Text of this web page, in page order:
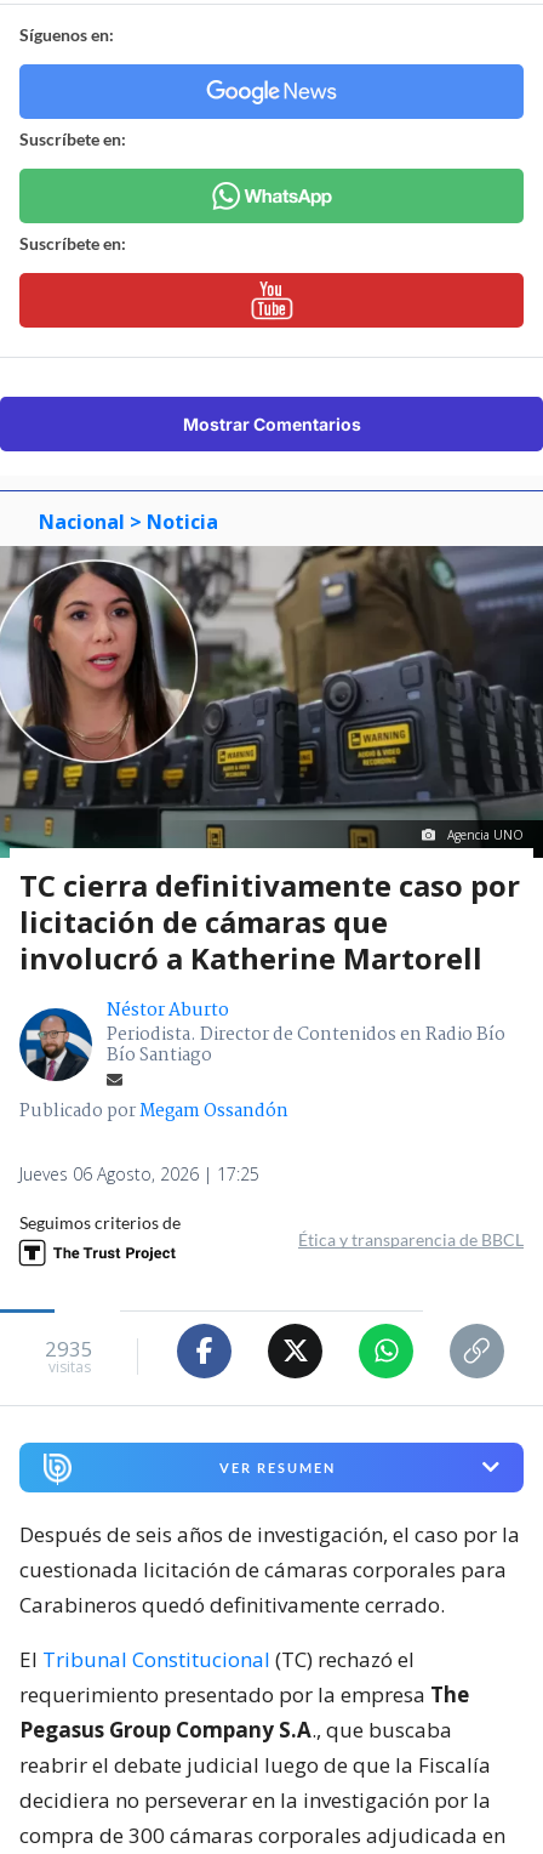
Síguenos en:
Suscríbete en:
Suscríbete en:
Mostrar Comentarios
Nacional > Noticia
Agencia UNO
TC cierra definitivamente caso por
licitación de cámaras que
involucró a Katherine Martorell
Néstor Aburto
Periodista. Director de Contenidos en Radio Bío
Bío Santiago
Publicado porMegam Ossandón
Jueves 06 Agosto, 2026 | 17:25
Seguimos criterios de
Ética y transparencia de BBCL
2935
visitas
VER RESUMEN
Después de seis años de investigación, el caso por la
cuestionada licitación de cámaras corporales para
Carabineros quedó definitivamente cerrado.
El Tribunal Constitucional (TC) rechazó el
requerimiento presentado por la empresa The
Pegasus Group Company S.A., que buscaba
reabrir el debate judicial luego de que la Fiscalía
decidiera no perseverar en la investigación por la
compra de 300 cámaras corporales adjudicada en